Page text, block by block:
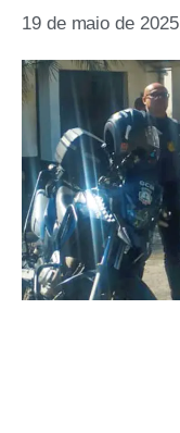
19 de maio de 2025